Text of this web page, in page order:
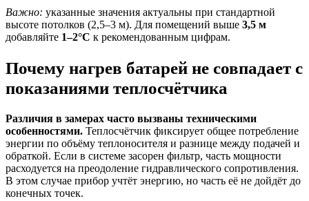
Важно: указанные значения актуальны при стандартной
высоте потолков (2,5–3 м). Для помещений выше 3,5 м
добавляйте 1–2°C к рекомендованным цифрам.
Почему нагрев батарей не совпадает с
показаниями теплосчётчика
Различия в замерах часто вызваны техническими
особенностями. Теплосчётчик фиксирует общее потребление
энергии по объёму теплоносителя и разнице между подачей и
обраткой. Если в системе засорен фильтр, часть мощности
расходуется на преодоление гидравлического сопротивления.
В этом случае прибор учтёт энергию, но часть её не дойдёт до
конечных точек.